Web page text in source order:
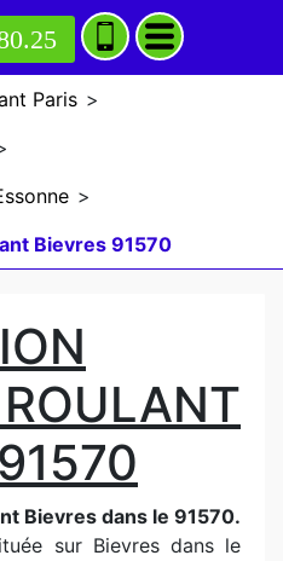
Paris >
>
Bievres 91570
Bievres dans le 91570.
sur Bievres dans le